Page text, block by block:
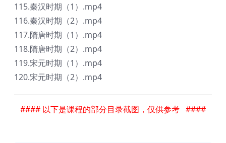
115.秦汉时期（1）.mp4
116.秦汉时期（2）.mp4
117.隋唐时期（1）.mp4
118.隋唐时期（2）.mp4
119.宋元时期（1）.mp4
120.宋元时期（2）.mp4
#### 以下是课程的部分目录截图，仅供参考 ####